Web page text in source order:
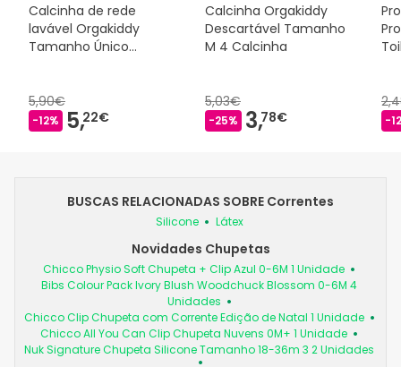
Calcinha de rede
lavável Orgakiddy
Tamanho Único
5,90€
-12% 5,22€
Calcinha Orgakiddy
Descartável Tamanho
M 4 Calcinha
5,03€
-25% 3,78€ -
BUSCAS RELACIONADAS SOBRE Correntes
Silicone Látex
Novidades Chupetas
Chicco Physio Soft Chupeta + Clip Azul 0-6M 1 Unidade
Bibs Colour Pack Ivory Blush Woodchuck Blossom 0-6M 4
Unidades
Chicco Clip Chupeta com Corrente Edição de Natal 1 Unidade
Chicco All You Can Clip Chupeta Nuvens 0M+ 1 Unidade
Nuk Signature Chupeta Silicone Tamanho 18-36m 3 2 Unidades